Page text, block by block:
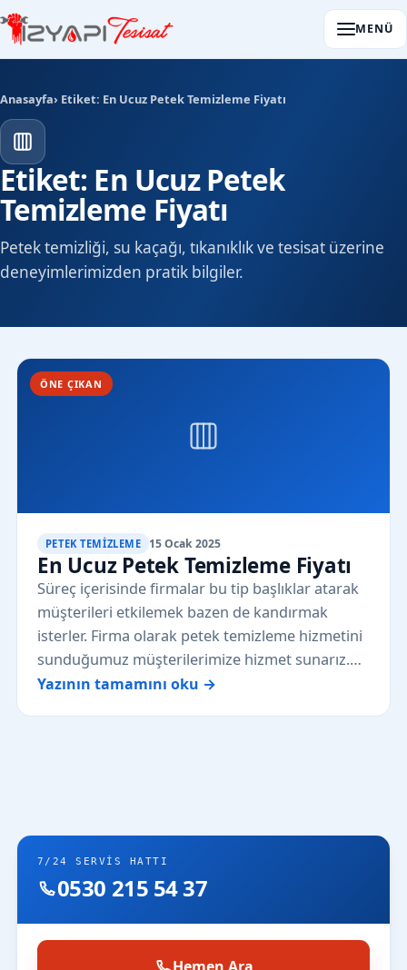
MENÜ
Anasayfa› Etiket: En Ucuz Petek Temizleme Fiyatı
Etiket: En Ucuz Petek
Temizleme Fiyatı
Petek temizliği, su kaçağı, tıkanıklık ve tesisat üzerine
deneyimlerimizden pratik bilgiler.
ÖNE ÇIKAN
PETEK TEMIZLEME 15 Ocak 2025
En Ucuz Petek Temizleme Fiyatı
Süreç içerisinde firmalar bu tip başlıklar atarak
müşterileri etkilemek bazen de kandırmak
isterler. Firma olarak petek temizleme hizmetini
sunduğumuz müşterilerimize hizmet sunarız.…
Yazının tamamını oku →
7/24 SERVIS HATTI
0530 215 54 37